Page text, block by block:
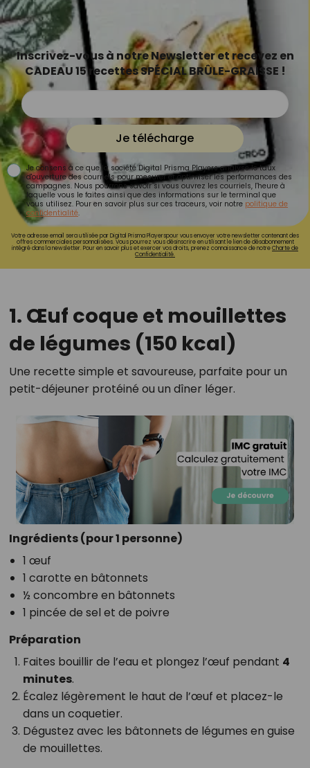
Inscrivez-vous à notre Newsletter et recevez en
CADEAU 15 recettes SPÉCIAL BRÛLE-GRAISSE !
Je télécharge
Je consens à ce que la société Digital Prisma Players analyse le taux
d'ouverture des courriels pour mesurer et optimiser les performances des
campagnes. Nous pourrons savoir si vous ouvrez les courriels, l'heure à
laquelle vous le faites ainsi que des informations sur le terminal que
vous utilisez. Pour en savoir plus sur ces traceurs, voir notre politique de
confidentialité.
Votre adresse email sera utilisée par Digital Prisma Playerspour vous envoyer votre newsletter contenant des
offres commerciales personnalisées. Vous pourrez vous désinscrire en utilisant le lien de désabonnement
intégré dans la newsletter. Pour en savoir plus et exercer vos droits, prenez connaissance de notreCharte de
Confidentialité.
1. Œuf coque et mouillettes
de légumes (150 kcal)
Une recette simple et savoureuse, parfaite pour un
petit-déjeuner protéiné ou un dîner léger.
Ingrédients (pour 1 personne)
1 œuf
1 carotte en bâtonnets
½ concombre en bâtonnets
1 pincée de sel et de poivre
Préparation
Faites bouillir de l’eau et plongez l’œuf pendant 4
minutes.
Écalez légèrement le haut de l’œuf et placez-le
dans un coquetier.
Dégustez avec les bâtonnets de légumes en guise
de mouillettes.